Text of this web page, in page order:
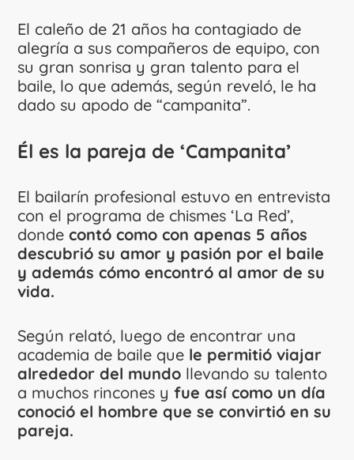
El caleño de 21 años ha contagiado de
alegría a sus compañeros de equipo, con
su gran sonrisa y gran talento para el
baile, lo que además, según reveló, le ha
dado su apodo de “campanita”.
Él es la pareja de ‘Campanita’
El bailarín profesional estuvo en entrevista
con el programa de chismes ‘La Red’,
dondecontó como con apenas 5 años
descubrió su amor y pasión por el baile
y además cómo encontró al amor de su
vida.
Según relató, luego de encontrar una
academia de baile que le permitió viajar
alrededor del mundo llevando su talento
a muchos rincones y fue así como un día
conoció el hombre que se convirtió en su
pareja.